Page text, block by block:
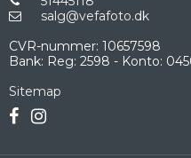
salg@vefafoto.dk
CVR-nummer: 10657598
Bank: Reg: 2598 - Konto:
Sitemap